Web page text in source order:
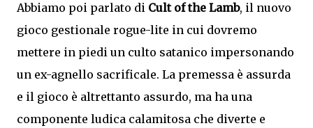
Abbiamo poi parlato di Cult of the Lamb, il nuovo
gioco gestionale rogue-lite in cui dovremo
mettere in piedi un culto satanico impersonando
un ex-agnello sacrificale. La premessa è assurda
e il gioco è altrettanto assurdo, ma ha una
componente ludica calamitosa che diverte e